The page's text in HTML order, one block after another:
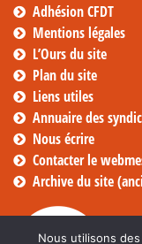
Adhésion CFDT
Mentions légales
L’Ours du site
Plan du site
Liens utiles
Annuaire des
Nous écrire
Contacter le
Archive du site
Nous utilisons